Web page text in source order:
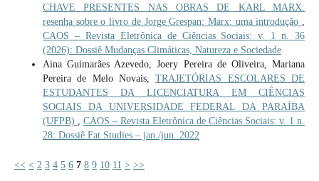
CHAVE PRESENTES NAS OBRAS DE KARL MARX:
resenha sobre o livro de Jorge Grespan: Marx: uma introdução ,
CAOS – Revista Eletrônica de Ciências Sociais: v. 1 n. 36
(2026): Dossiê Mudanças Climáticas, Natureza e Sociedade
Aina Guimarães Azevedo, Joery Pereira de Oliveira, Mariana
Pereira de Melo Novais,TRAJETÓRIAS ESCOLARES DE
ESTUDANTES DA LICENCIATURA EM CIÊNCIAS
SOCIAIS DA UNIVERSIDADE FEDERAL DA PARAÍBA
(UFPB) , CAOS – Revista Eletrônica de Ciências Sociais: v. 1 n.
28: Dossiê Fat Studies – jan./jun. 2022
<< < 2 3 4 5 6 7 8 9 10 11 > >>